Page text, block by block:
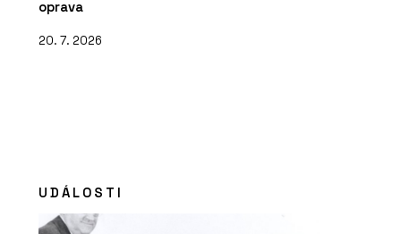
oprava
20. 7. 2026
UDÁLOSTI